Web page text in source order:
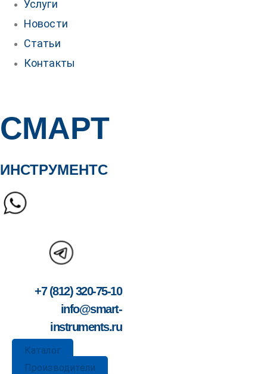
Услуги
Новости
Статьи
Контакты
СМАРТ
ИНСТРУМЕНТС
+7 (812) 320-75-10
info@smart-
instruments.ru
Каталог
Производители